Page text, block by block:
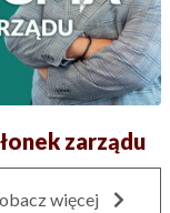
zarządu
więcej